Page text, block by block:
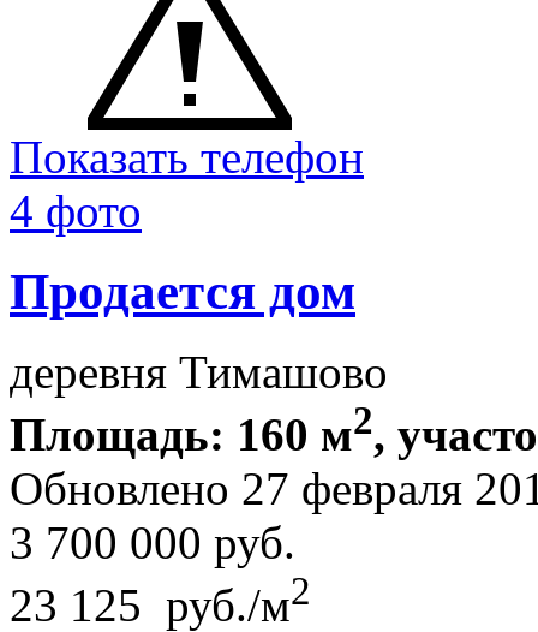
Показать телефон
4 фото
Продается дом
деревня Тимашово
Площадь: 160 м2,
Обновлено 27 февраля
3 700 000 руб.
23 125 руб./м2